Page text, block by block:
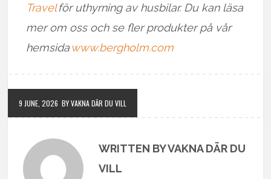
Travelför uthyrning av husbilar. Du kan läsa
mer om oss och se fler produkter på vår
hemsidawww.bergholm.com
9 JUNE, 2026 BY VAKNA DÄR DU VILL
WRITTEN BY VAKNA DÄR DU
VILL